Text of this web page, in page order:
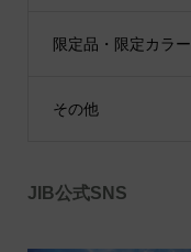
限定品・限定カラー
その他
JIB公式SNS